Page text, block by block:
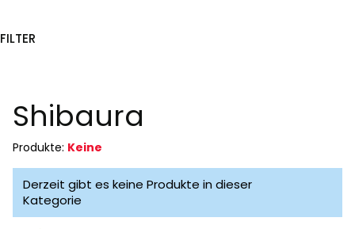
FILTER
Shibaura
Produkte: Keine
Produktliste
Derzeit gibt es keine Produkte in dieser
Kategorie